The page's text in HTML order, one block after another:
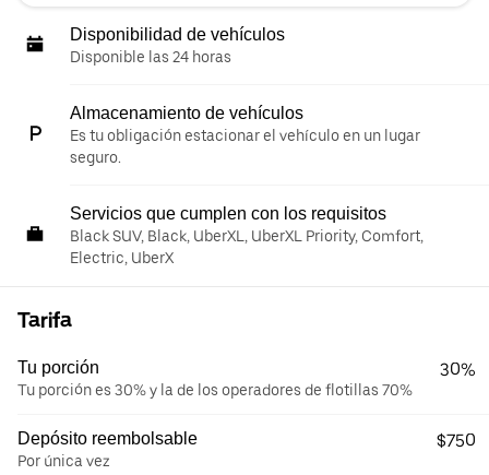
Disponibilidad de vehículos
Disponible las 24 horas
Almacenamiento de vehículos
Es tu obligación estacionar el vehículo en un lugar
seguro.
Servicios que cumplen con los requisitos
Black SUV, Black, UberXL, UberXL Priority, Comfort,
Electric, UberX
Tarifa
Tu porción
Tu porción es 30% y la de los operadores de flotillas 70%
30%
Depósito reembolsable
Por única vez
$750